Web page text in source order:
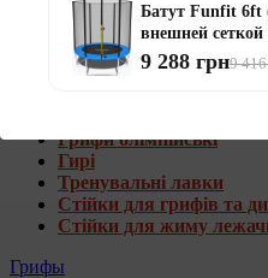
Диски та набори
Гантелі
Штанги
Грифи олімпійські
Гирі
Тренувальні лавки
Стійки для грифів та
Стійки для жиму
Грифы
Батут Funfit 6ft
внешней сеткой
9 288 грн9